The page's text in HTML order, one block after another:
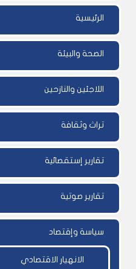
الرئيسية
الصحة والبيئة
اللاجئين والنازحين
تراث وثقافة
تقارير إستقصائية
تقارير صوتية
سياسة وإقتصاد
الانهيار الاقتصادي